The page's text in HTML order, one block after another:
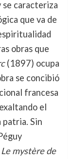
se caracteriza
que va de
obras que
(1897) ocupa
se concibió
francesa
el
patria. Sin
Le mystère de